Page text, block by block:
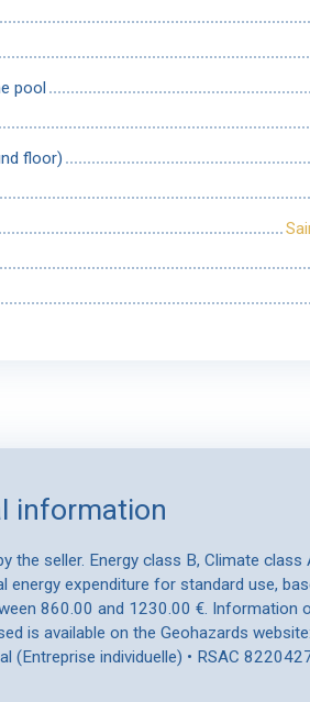
pool
floor)
information
the seller. Energy class B, Climate class
energy expenditure for standard use,
860.00 and 1230.00 €. Information
is available on the Geohazards
(Entreprise individuelle) • RSAC